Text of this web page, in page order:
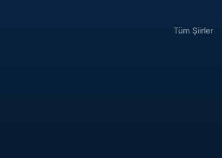
Tüm Şiirler